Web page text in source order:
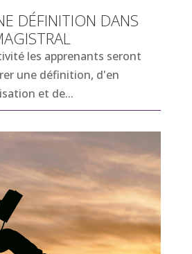
DÉFINITION DANS
les apprenants seront
une définition, d'en
et de...